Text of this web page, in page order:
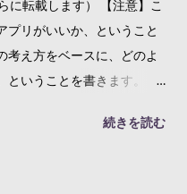
に転載します） 【注意】こ
プリがいいか、ということ
考え方をベースに、どのよ
ということを書きます。 さ
的が大事です。 これまで導
続きを読む